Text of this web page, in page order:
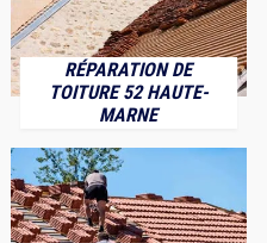
RÉPARATION DE
TOITURE 52 HAUTE-
MARNE